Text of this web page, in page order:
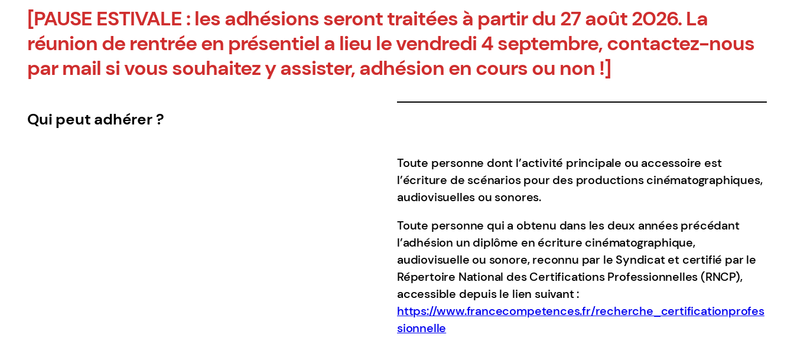
[PAUSE ESTIVALE : les adhésions seront traitées à partir du 27 août 2026. La
réunion de rentrée en présentiel a lieu le vendredi 4 septembre, contactez-nous
par mail si vous souhaitez y assister, adhésion en cours ou non !]
Qui peut adhérer ?
Toute personne dont l’activité principale ou accessoire est
l’écriture de scénarios pour des productions cinématographiques,
audiovisuelles ou sonores.
Toute personne qui a obtenu dans les deux années précédant
l’adhésion un diplôme en écriture cinématographique,
audiovisuelle ou sonore, reconnu par le Syndicat et certifié par le
Répertoire National des Certifications Professionnelles (RNCP),
accessible depuis le lien suivant :
https://www.francecompetences.fr/recherche_certificationprofes
sionnelle